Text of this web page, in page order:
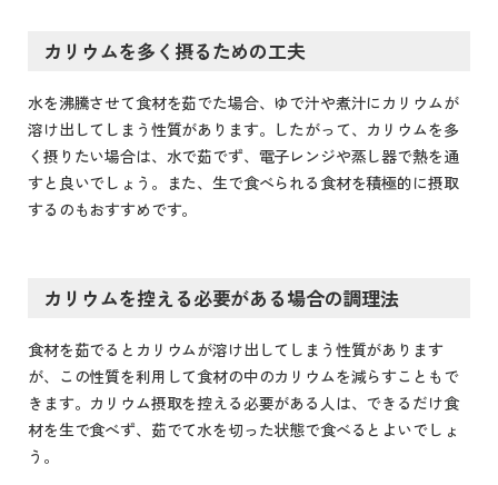
カリウムを多く摂るための工夫
水を沸騰させて食材を茹でた場合、ゆで汁や煮汁にカリウムが
溶け出してしまう性質があります。したがって、カリウムを多
く摂りたい場合は、水で茹でず、電子レンジや蒸し器で熱を通
すと良いでしょう。また、生で食べられる食材を積極的に摂取
するのもおすすめです。
カリウムを控える必要がある場合の調理法
食材を茹でるとカリウムが溶け出してしまう性質があります
が、この性質を利用して食材の中のカリウムを減らすこともで
きます。カリウム摂取を控える必要がある人は、できるだけ食
材を生で食べず、茹でて水を切った状態で食べるとよいでしょ
う。